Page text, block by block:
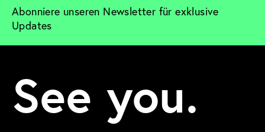
Abonniere unseren Newsletter für exklusive
Updates
See you.